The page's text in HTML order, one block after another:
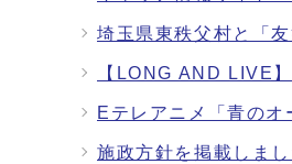
埼玉県東秩父村と「
【LONG AND LIVE
Eテレアニメ「青の
施政方針を掲載しまし